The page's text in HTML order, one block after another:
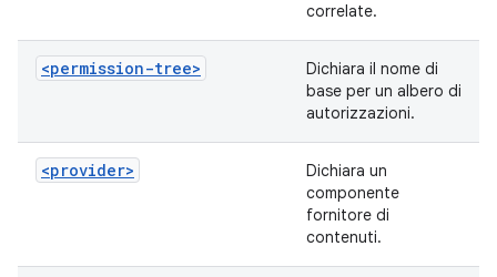
correlate.
<permission-tree>
Dichiara il nome di
base per un albero di
autorizzazioni.
<provider>
Dichiara un
componente
fornitore di
contenuti.